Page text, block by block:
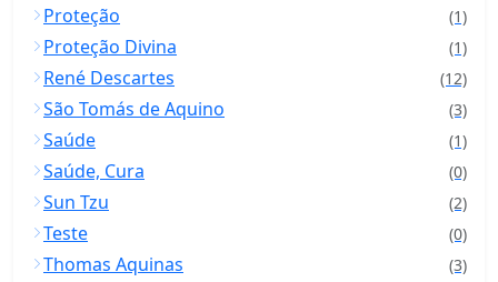
Proteção (1)
Proteção Divina (1)
René Descartes (12)
São Tomás de Aquino (3)
Saúde (1)
Saúde, Cura (0)
Sun Tzu (2)
Teste (0)
Thomas Aquinas (3)